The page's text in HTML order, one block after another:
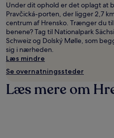
Under dit ophold er det oplagt at
Pravčická-porten, der ligger 2,7
centrum af Hrensko. Trænger du
benene? Tag til Nationalpark
Schweiz og Dolský Mølle, som
sig i nærheden.
Læs mindre
Se overnatningssteder
Læs mere om